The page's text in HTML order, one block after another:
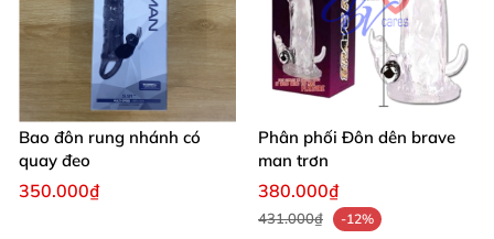
Bao đôn rung nhánh có
quay đeo
350.000₫
Phân phối Đôn dên brave
man trơn
380.000₫
431.000₫ -12%